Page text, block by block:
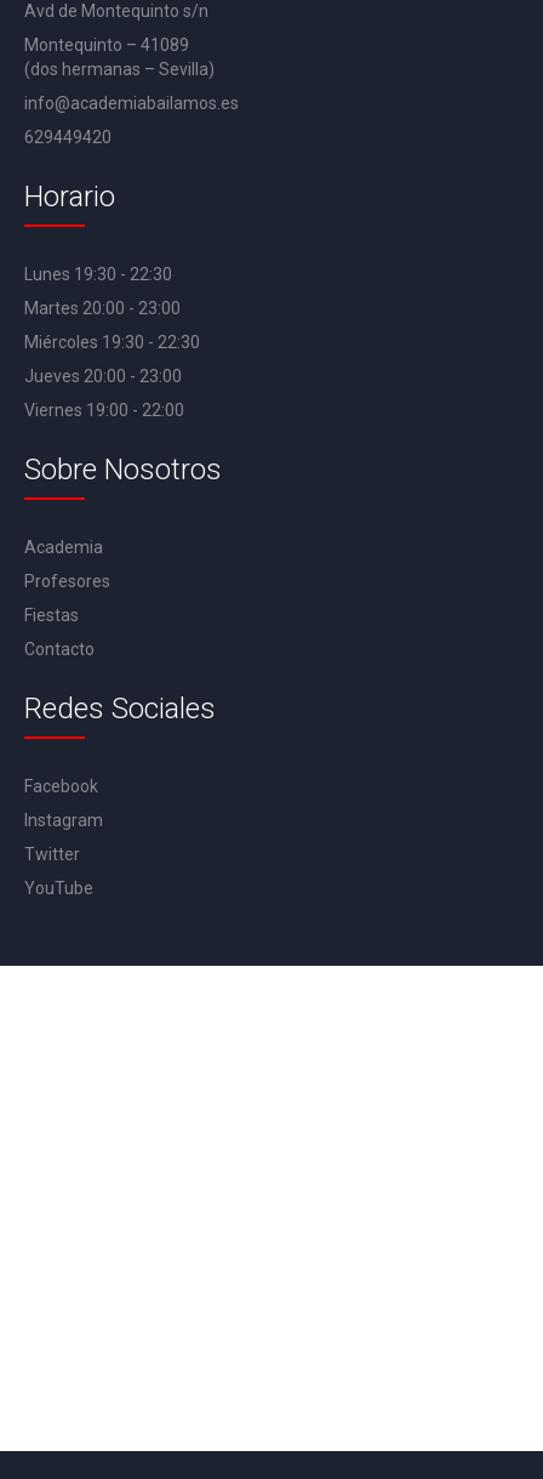
Avd de Montequinto s/n
Montequinto – 41089
(dos hermanas – Sevilla)
info@academiabailamos.es
629449420
Horario
Lunes 19:30 - 22:30
Martes 20:00 - 23:00
Miércoles 19:30 - 22:30
Jueves 20:00 - 23:00
Viernes 19:00 - 22:00
Sobre Nosotros
Academia
Profesores
Fiestas
Contacto
Redes Sociales
Facebook
Instagram
Twitter
YouTube